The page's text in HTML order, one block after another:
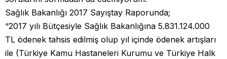
Sağlık Bakanlığı 2017 Sayıştay Raporunda;
“2017 yılı Bütçesiyle Sağlık Bakanlığına 5.831.124.000
TL ödenek tahsis edilmiş olup yıl içinde ödenek artışları
ile (Türkiye Kamu Hastaneleri Kurumu ve Türkiye Halk